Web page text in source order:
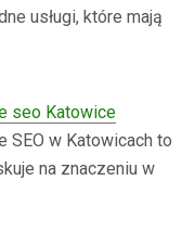
usługi, które mają
seo Katowice
SEO w Katowicach to
na znaczeniu w